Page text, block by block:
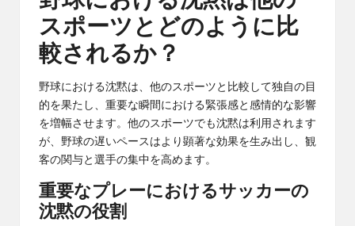
スポーツとどのように比
較されるか？
野球における沈黙は、他のスポーツと比較して独自の目
的を果たし、重要な瞬間における緊張感と感情的な影響
を増幅させます。他のスポーツでも沈黙は利用されます
が、野球の遅いペースはより顕著な効果を生み出し、観
客の関与と選手の集中を高めます。
重要なプレーにおけるサッカーの
沈黙の役割